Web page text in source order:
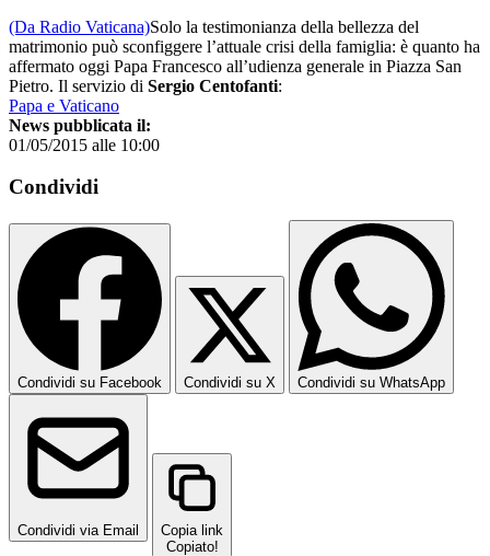
(Da Radio Vaticana)Solo la testimonianza della bellezza del
matrimonio può sconfiggere l’attuale crisi della famiglia: è quanto ha
affermato oggi Papa Francesco all’udienza generale in Piazza San
Pietro. Il servizio di Sergio Centofanti:
Papa e Vaticano
News pubblicata il:
01/05/2015 alle 10:00
Condividi
Condividi su Facebook Condividi su X Condividi su WhatsApp
Condividi via Email
Copia link
Copiato!